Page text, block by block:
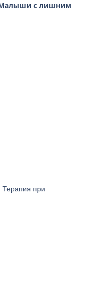
с лишним
. Терапия при